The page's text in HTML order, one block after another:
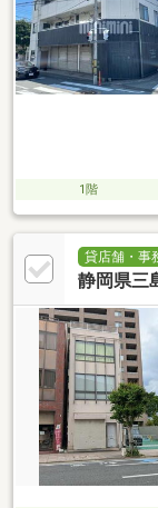
1階
貸店舗・事
静岡県三